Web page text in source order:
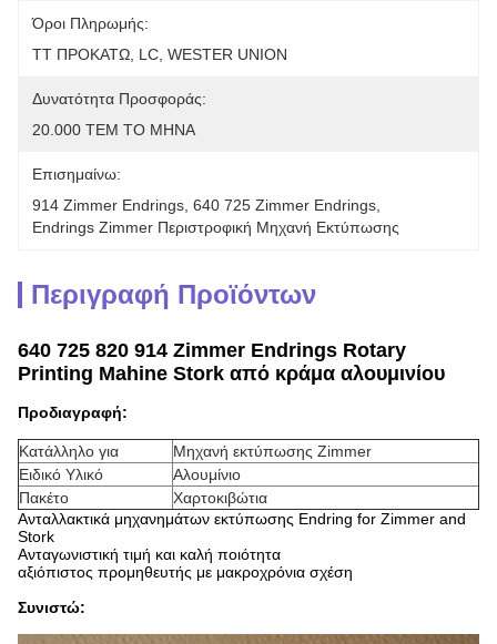
Όροι Πληρωμής:
TT ΠΡΟΚΑΤΩ, LC, WESTER UNION
Δυνατότητα Προσφοράς:
20.000 ΤΕΜ ΤΟ ΜΗΝΑ
Επισημαίνω:
914 Zimmer Endrings 640 725 Zimmer Endrings
Endrings Zimmer Περιστροφική Μηχανή Εκτύπωσης
Περιγραφή Προϊόντων
640 725 820 914 Zimmer Endrings Rotary
Printing Mahine Stork από κράμα αλουμινίου
Προδιαγραφή:
Κατάλληλο για
Μηχανή εκτύπωσης Zimmer
Ειδικό Υλικό
Αλουμίνιο
Πακέτο
Χαρτοκιβώτια
Ανταλλακτικά μηχανημάτων εκτύπωσης Endring for Zimmer and
Stork
Ανταγωνιστική τιμή και καλή ποιότητα
αξιόπιστος προμηθευτής με μακροχρόνια σχέση
Συνιστώ: